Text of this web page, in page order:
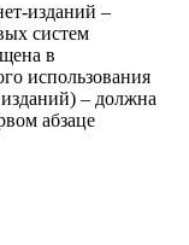
изданий –
систем
в
использования
– должна
абзаце